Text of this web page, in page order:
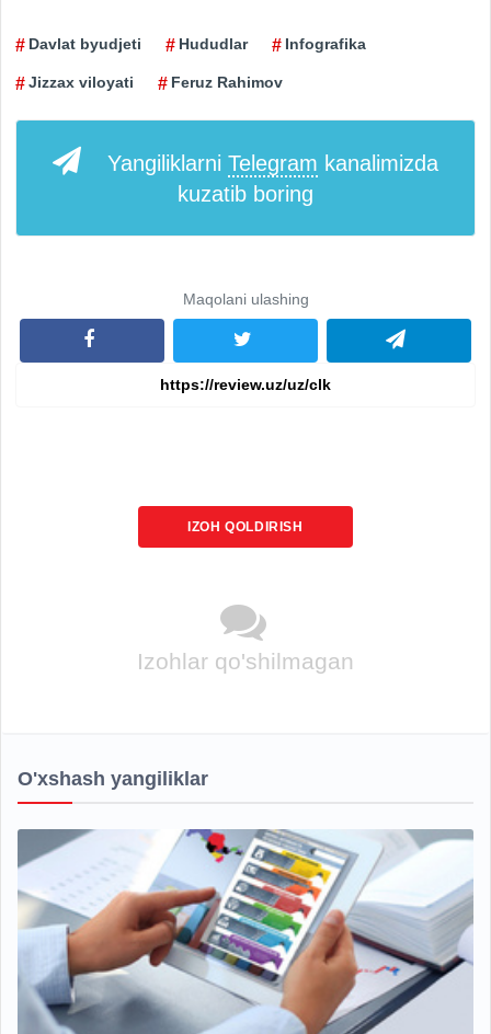
Davlat byudjeti Hududlar Infografika
Jizzax viloyati Feruz Rahimov
Yangiliklarni Telegram kanalimizda
kuzatib boring
Maqolani ulashing
IZOH QOLDIRISH
Izohlar qo'shilmagan
O'xshash yangiliklar